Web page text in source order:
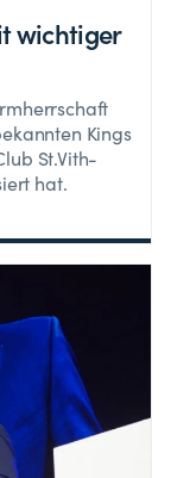
wichtiger
Kings
St.Vith-
hat.